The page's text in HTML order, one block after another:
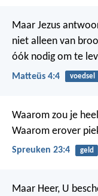
Maar Jezus
niet alleen van
óók nodig om te
Matteüs 4:4 voedsel
Waarom zou je
Waarom erover
Spreuken 23:4 geld
Maar Heer, U